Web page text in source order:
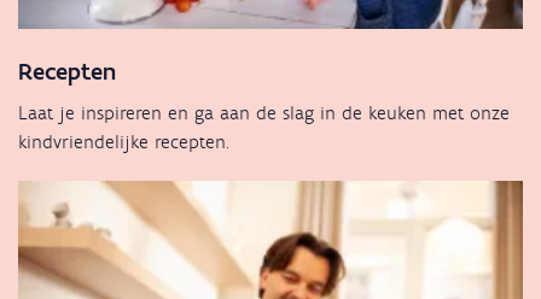
Recepten
Laat je inspireren en ga aan de slag in de keuken met onze
kindvriendelijke recepten.